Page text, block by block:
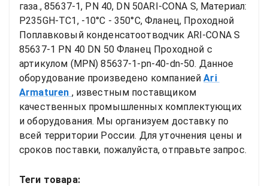
газа., 85637-1, PN 40, DN 50ARI-CONA S, Материал:
P235GH-TC1, -10°C - 350°C, Фланец, Проходной
Поплавковый конденсатоотводчик ARI-CONA S
85637-1 PN 40 DN 50 Фланец Проходной с
артикулом (MPN) 85637-1-pn-40-dn-50. Данное
оборудование произведено компанией Ari
Armaturen , известным поставщиком
качественных промышленных комплектующих
и оборудования. Мы организуем доставку по
всей территории России. Для уточнения цены и
сроков поставки, пожалуйста, отправьте запрос.
Теги товара: